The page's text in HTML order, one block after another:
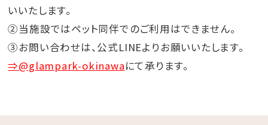
いいたします。
②当施設ではペット同伴でのご利用はできません。
③お問い合わせは、公式LINEよりお願いいたします。
⇒@glampark-okinawaにて承ります。